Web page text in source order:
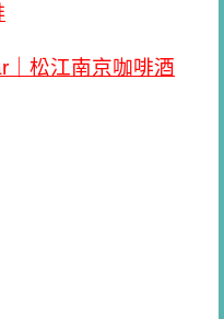
松江南京咖啡酒